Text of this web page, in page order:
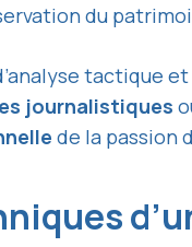
du
tactique
journalistiques
de la passion